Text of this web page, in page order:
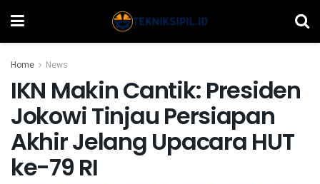
Home News
IKN Makin Cantik: Presiden
Jokowi Tinjau Persiapan
Akhir Jelang Upacara HUT
ke-79 RI